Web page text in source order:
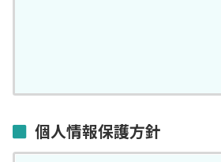
個人情報保護方針